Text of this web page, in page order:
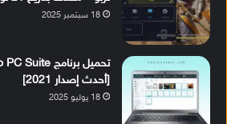
18 سبتمبر 2025
[أحدث إصدار 2021]
18 يوليو 2025